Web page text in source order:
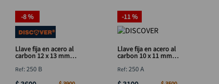
-8 %
Llave fija en acero al
carbon 12 x 13 mm
:250 B
-11 %
Llave fija en acero al
carbon 10 x 11 mm
:250 A